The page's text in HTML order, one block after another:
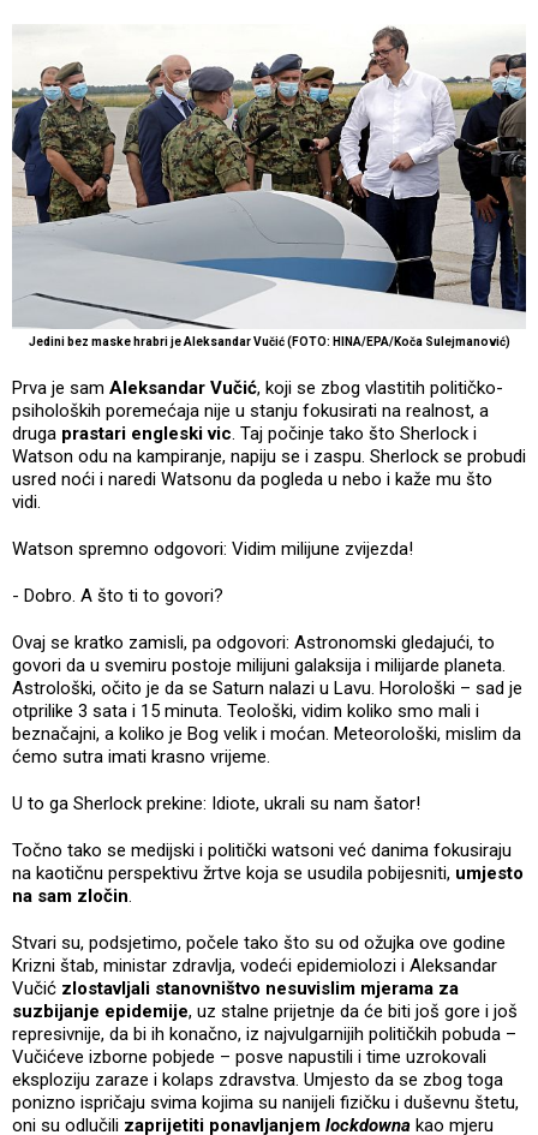
Jedini bez maske hrabri je Aleksandar Vučić (FOTO: HINA/EPA/Koča Sulejmanović)
Prva je sam Aleksandar Vučić, koji se zbog vlastitih političko-
psiholoških poremećaja nije u stanju fokusirati na realnost, a
druga prastari engleski vic. Taj počinje tako što Sherlock i
Watson odu na kampiranje, napiju se i zaspu. Sherlock se probudi
usred noći i naredi Watsonu da pogleda u nebo i kaže mu što
vidi.
Watson spremno odgovori: Vidim milijune zvijezda!
- Dobro. A što ti to govori?
Ovaj se kratko zamisli, pa odgovori: Astronomski gledajući, to
govori da u svemiru postoje milijuni galaksija i milijarde planeta.
Astrološki, očito je da se Saturn nalazi u Lavu. Horološki – sad je
otprilike 3 sata i 15 minuta. Teološki, vidim koliko smo mali i
beznačajni, a koliko je Bog velik i moćan. Meteorološki, mislim da
ćemo sutra imati krasno vrijeme.
U to ga Sherlock prekine: Idiote, ukrali su nam šator!
Točno tako se medijski i politički watsoni već danima fokusiraju
na kaotičnu perspektivu žrtve koja se usudila pobijesniti, umjesto
na sam zločin.
Stvari su, podsjetimo, počele tako što su od ožujka ove godine
Krizni štab, ministar zdravlja, vodeći epidemiolozi i Aleksandar
Vučić zlostavljali stanovništvo nesuvislim mjerama za
suzbijanje epidemije, uz stalne prijetnje da će biti još gore i još
represivnije, da bi ih konačno, iz najvulgarnijih političkih pobuda –
Vučićeve izborne pobjede – posve napustili i time uzrokovali
eksploziju zaraze i kolaps zdravstva. Umjesto da se zbog toga
ponizno ispričaju svima kojima su nanijeli fizičku i duševnu štetu,
oni su odlučili zaprijetiti ponavljanjem lockdowna kao mjeru